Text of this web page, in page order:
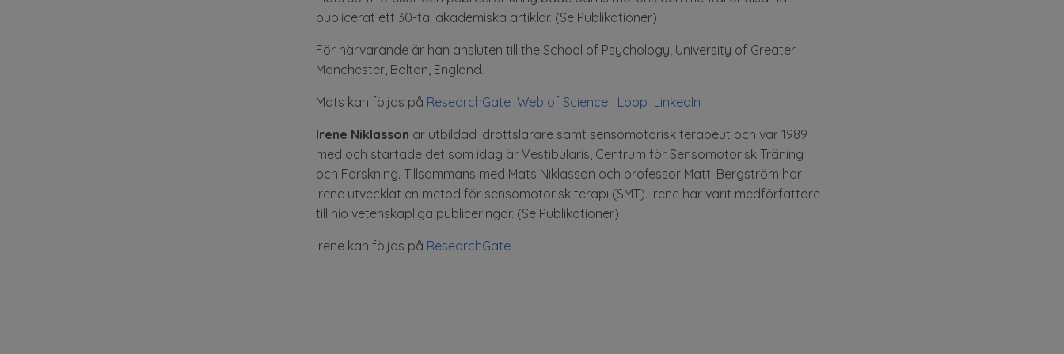
publicerat ett 30-tal akademiska artiklar. (Se Publikationer)
För närvarande är han ansluten till the School of Psychology, University of Greater
Manchester, Bolton, England.
Mats kan följas på ResearchGate Web of Science Loop LinkedIn
Irene Niklasson är utbildad idrottslärare samt sensomotorisk terapeut och var 1989
med och startade det som idag är Vestibularis, Centrum för Sensomotorisk Träning
och Forskning. Tillsammans med Mats Niklasson och professor Matti Bergström har
Irene utvecklat en metod för sensomotorisk terapi (SMT). Irene har varit medförfattare
till nio vetenskapliga publiceringar. (Se Publikationer)
Irene kan följas på ResearchGate